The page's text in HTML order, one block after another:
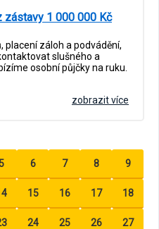
zástavy 1 000 000 Kč
placení záloh a podvádění,
slušného a
osobní půjčky na ruku.
zobrazit více
5 6 7 8 9
15 16 17 18
24 25 26 27